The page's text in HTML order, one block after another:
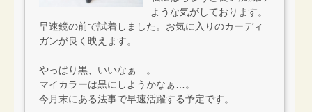
ような気がしております。
早速鏡の前で試着しました。お気に入りのカーディ
ガンが良く映えます。
やっぱり黒、いいなぁ…。
マイカラーは黒にしようかなぁ…。
今月末にある法事で早速活躍する予定です。